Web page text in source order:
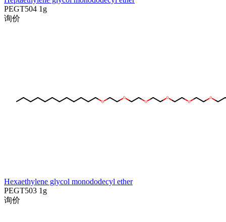
PEGT504 1g
询价
Hexaethylene glycol monododecyl ether
PEGT503 1g
询价